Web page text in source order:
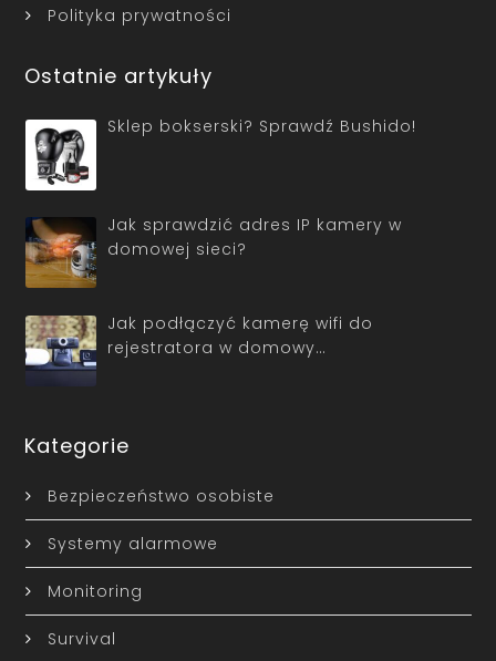
Polityka prywatności
Ostatnie artykuły
Sklep bokserski? Sprawdź Bushido!
Jak sprawdzić adres IP kamery w
domowej sieci?
Jak podłączyć kamerę wifi do
rejestratora w domowy…
Kategorie
Bezpieczeństwo osobiste
Systemy alarmowe
Monitoring
Survival